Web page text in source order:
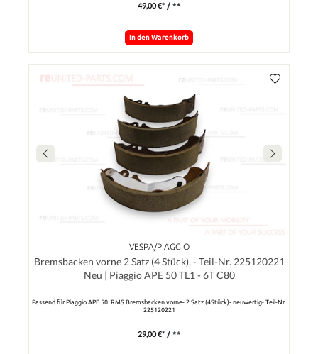
49,00 €* / **
In den Warenkorb
VESPA/PIAGGIO
Bremsbacken vorne 2 Satz (4 Stück), - Teil-Nr. 225120221
Neu | Piaggio APE 50 TL1 - 6T C80
Passend für Piaggio APE 50 RMS Bremsbacken vorne- 2 Satz (4Stück)- neuwertig- Teil-Nr.
225120221
29,00 €* / **